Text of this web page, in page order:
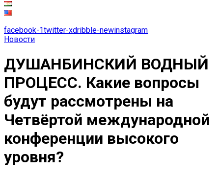
facebook-1twitter-xdribble-newinstagram
Новости
ДУШАНБИНСКИЙ ВОДНЫЙ
ПРОЦЕСС. Какие вопросы
будут рассмотрены на
Четвёртой международной
конференции высокого
уровня?